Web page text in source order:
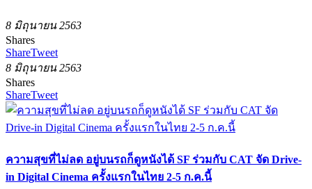
8 มิถุนายน 2563
Shares
ShareTweet
8 มิถุนายน 2563
Shares
ShareTweet
ความสุขที่ไม่ลด อยู่บนรถก็ดูหนังได้ SF ร่วมกับ CAT จัด Drive-
in Digital Cinema ครั้งแรกในไทย 2-5 ก.ค.นี้